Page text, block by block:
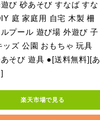
び 砂あそび すなば すな
庭 家庭用 自宅 木製 柵
プール 遊び場 外遊び 子
ッズ 公園 おもちゃ 玩具
そび 遊具 ●[送料無料][あ
楽天市場で見る